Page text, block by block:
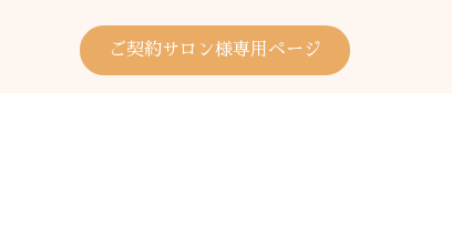
ご契約サロン様専用ページ